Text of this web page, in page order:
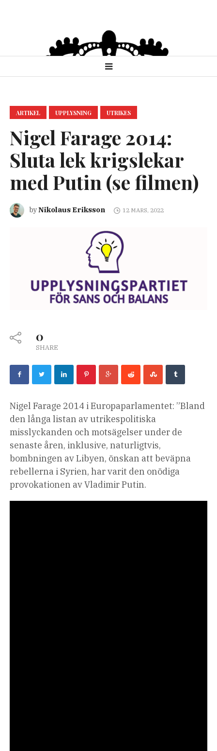
ARTIKEL UPPLYSNING UTRIKES
Nigel Farage 2014:
Sluta lek krigslekar
med Putin (se filmen)
byNikolaus Eriksson 12 MARS, 2022
0
SHARE
Nigel Farage 2014 i Europaparlamentet: ”Bland
den långa listan av utrikespolitiska
misslyckanden och motsägelser under de
senaste åren, inklusive, naturligtvis,
bombningen av Libyen, önskan att beväpna
rebellerna i Syrien, har varit den onödiga
provokationen av Vladimir Putin.